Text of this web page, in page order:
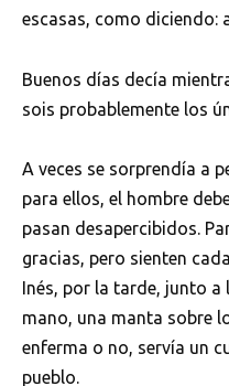
escasas, como diciendo:
Buenos días decía
sois probablemente los
A veces se sorprendía a
para ellos, el hombre
pasan desapercibidos.
gracias, pero sienten
Inés, por la tarde, junto a
mano, una manta sobre
enferma o no, servía un
pueblo.